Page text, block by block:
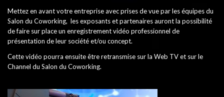
Mettez en avant votre entreprise avec prises de vue par les équipes du
Salon du Coworking, les exposants et partenaires auront la possibilité
de faire sur place un enregistrement vidéo professionnel de
présentation de leur société et/ou concept.
Cette vidéo pourra ensuite être retransmise sur la Web TV et sur le
Channel du Salon du Coworking.